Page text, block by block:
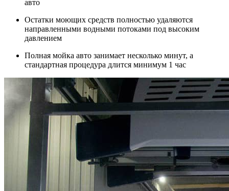
авто
Остатки моющих средств полностью удаляются
направленными водными потоками под высоким
давлением
Полная мойка авто занимает несколько минут, а
стандартная процедура длится минимум 1 час